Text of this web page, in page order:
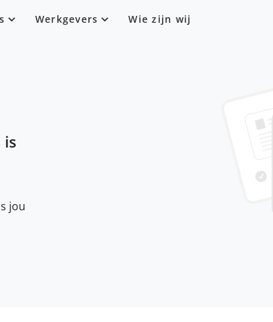
Werkgevers Wie zijn wij
is
jou